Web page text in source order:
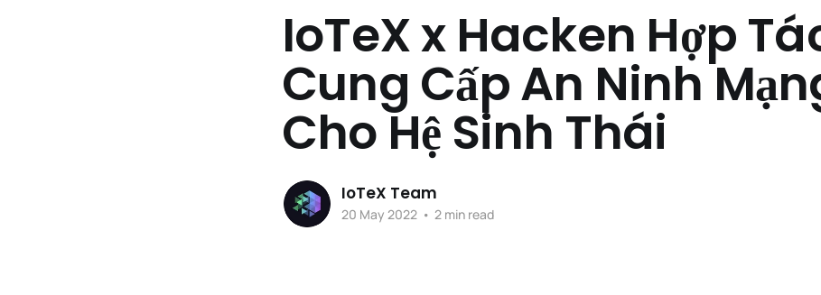
IoTeX x Hacken Hợp
Cung Cấp An Ninh
Cho Hệ Sinh Thái
IoTeX Team
20 May 2022 • 2 min read